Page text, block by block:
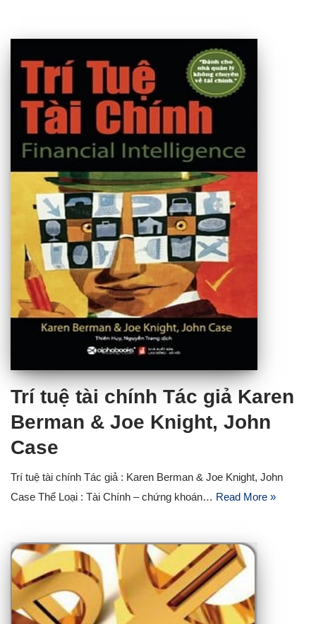
Trí tuệ tài chính Tác giả Karen
Berman & Joe Knight, John
Case
Trí tuệ tài chính Tác giả : Karen Berman & Joe Knight, John
Case Thể Loại : Tài Chính – chứng khoán… Read More »